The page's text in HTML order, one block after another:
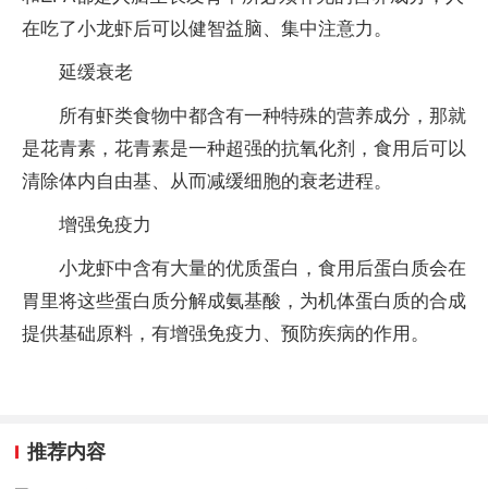
在吃了小龙虾后可以健智益脑、集中注意力。
延缓衰老
所有虾类食物中都含有一种特殊的营养成分，那就
是花青素，花青素是一种超强的抗氧化剂，食用后可以
清除体内自由基、从而减缓细胞的衰老进程。
增强免疫力
小龙虾中含有大量的优质蛋白，食用后蛋白质会在
胃里将这些蛋白质分解成氨基酸，为机体蛋白质的合成
提供基础原料，有增强免疫力、预防疾病的作用。
推荐内容